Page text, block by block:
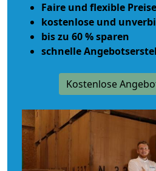
Faire und flexible Preise
kostenlose und
bis zu 60 % sparen
schnelle
Kostenlose